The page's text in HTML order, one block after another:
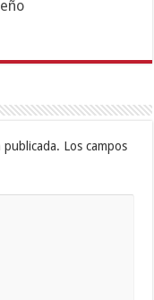
publicada. Los campos